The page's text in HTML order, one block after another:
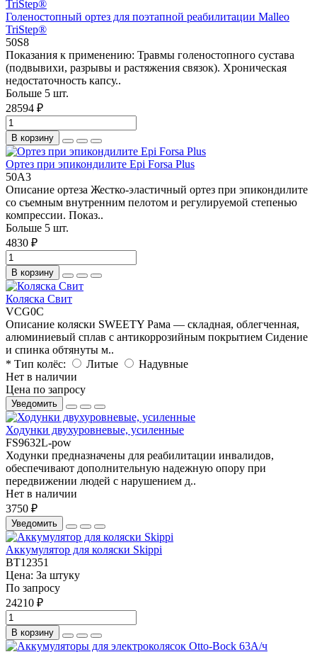
Голеностопный ортез для поэтапной реабилитации Malleo
TriStep®
50S8
Показания к применению: Травмы голеностопного сустава
(подвывихи, разрывы и растяжения связок). Хроническая
недостаточность капсу..
Больше 5 шт.
28594 ₽
В корзину
Ортез при эпикондилите Epi Forsa Plus
50A3
Описание ортеза Жестко-эластичный ортез при эпикондилите
со съемным внутренним пелотом и регулируемой степенью
компрессии. Показ..
Больше 5 шт.
4830 ₽
В корзину
Коляска Свит
VCG0C
Описание коляски SWEETY Рама — складная, облегченная,
алюминиевый сплав с антикоррозийным покрытием Сидение
и спинка обтянуты м..
* Тип колёс:
Литые
Надувные
Нет в наличии
Цена по запросу
Уведомить
Ходунки двухуровневые, усиленные
FS9632L-pow
Ходунки предназначены для реабилитации инвалидов,
обеспечивают дополнительную надежную опору при
передвижении людей с нарушением д..
Нет в наличии
3750 ₽
Уведомить
Аккумулятор для коляски Skippi
BT12351
Цена: За штуку
По запросу
24210 ₽
В корзину